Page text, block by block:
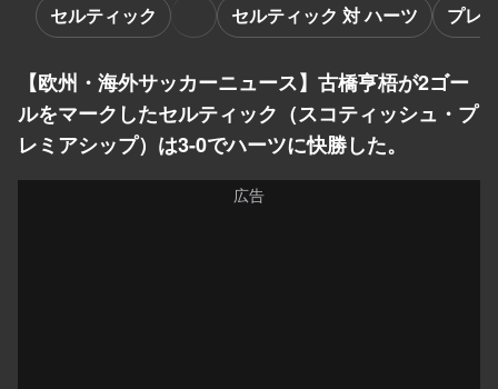
セルティック セルティック 対 ハーツ プレ
【欧州・海外サッカーニュース】古橋亨梧が2ゴー
ルをマークしたセルティック（スコティッシュ・プ
レミアシップ）は3-0でハーツに快勝した。